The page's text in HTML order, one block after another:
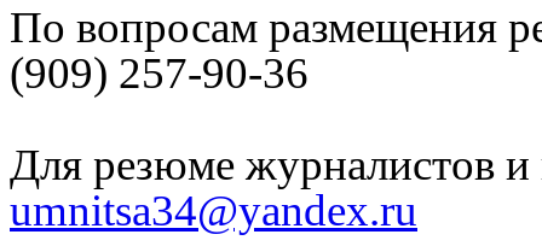
По вопросам размещения
(909) 257-90-36
Для резюме журналистов и
umnitsa34@yandex.ru